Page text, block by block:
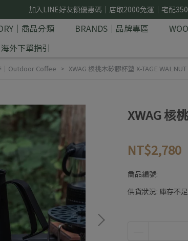
加入LINE好友領優惠碼｜店取2000免運｜宅配
｜商品分類 BRANDS｜品牌專區
外下單指引
｜Outdoor Coffee XWAG 核桃木矽膠杯墊 X-TAGE
XWAG 核
NT$2,780
商品編號:
供貨狀況: 庫存不足